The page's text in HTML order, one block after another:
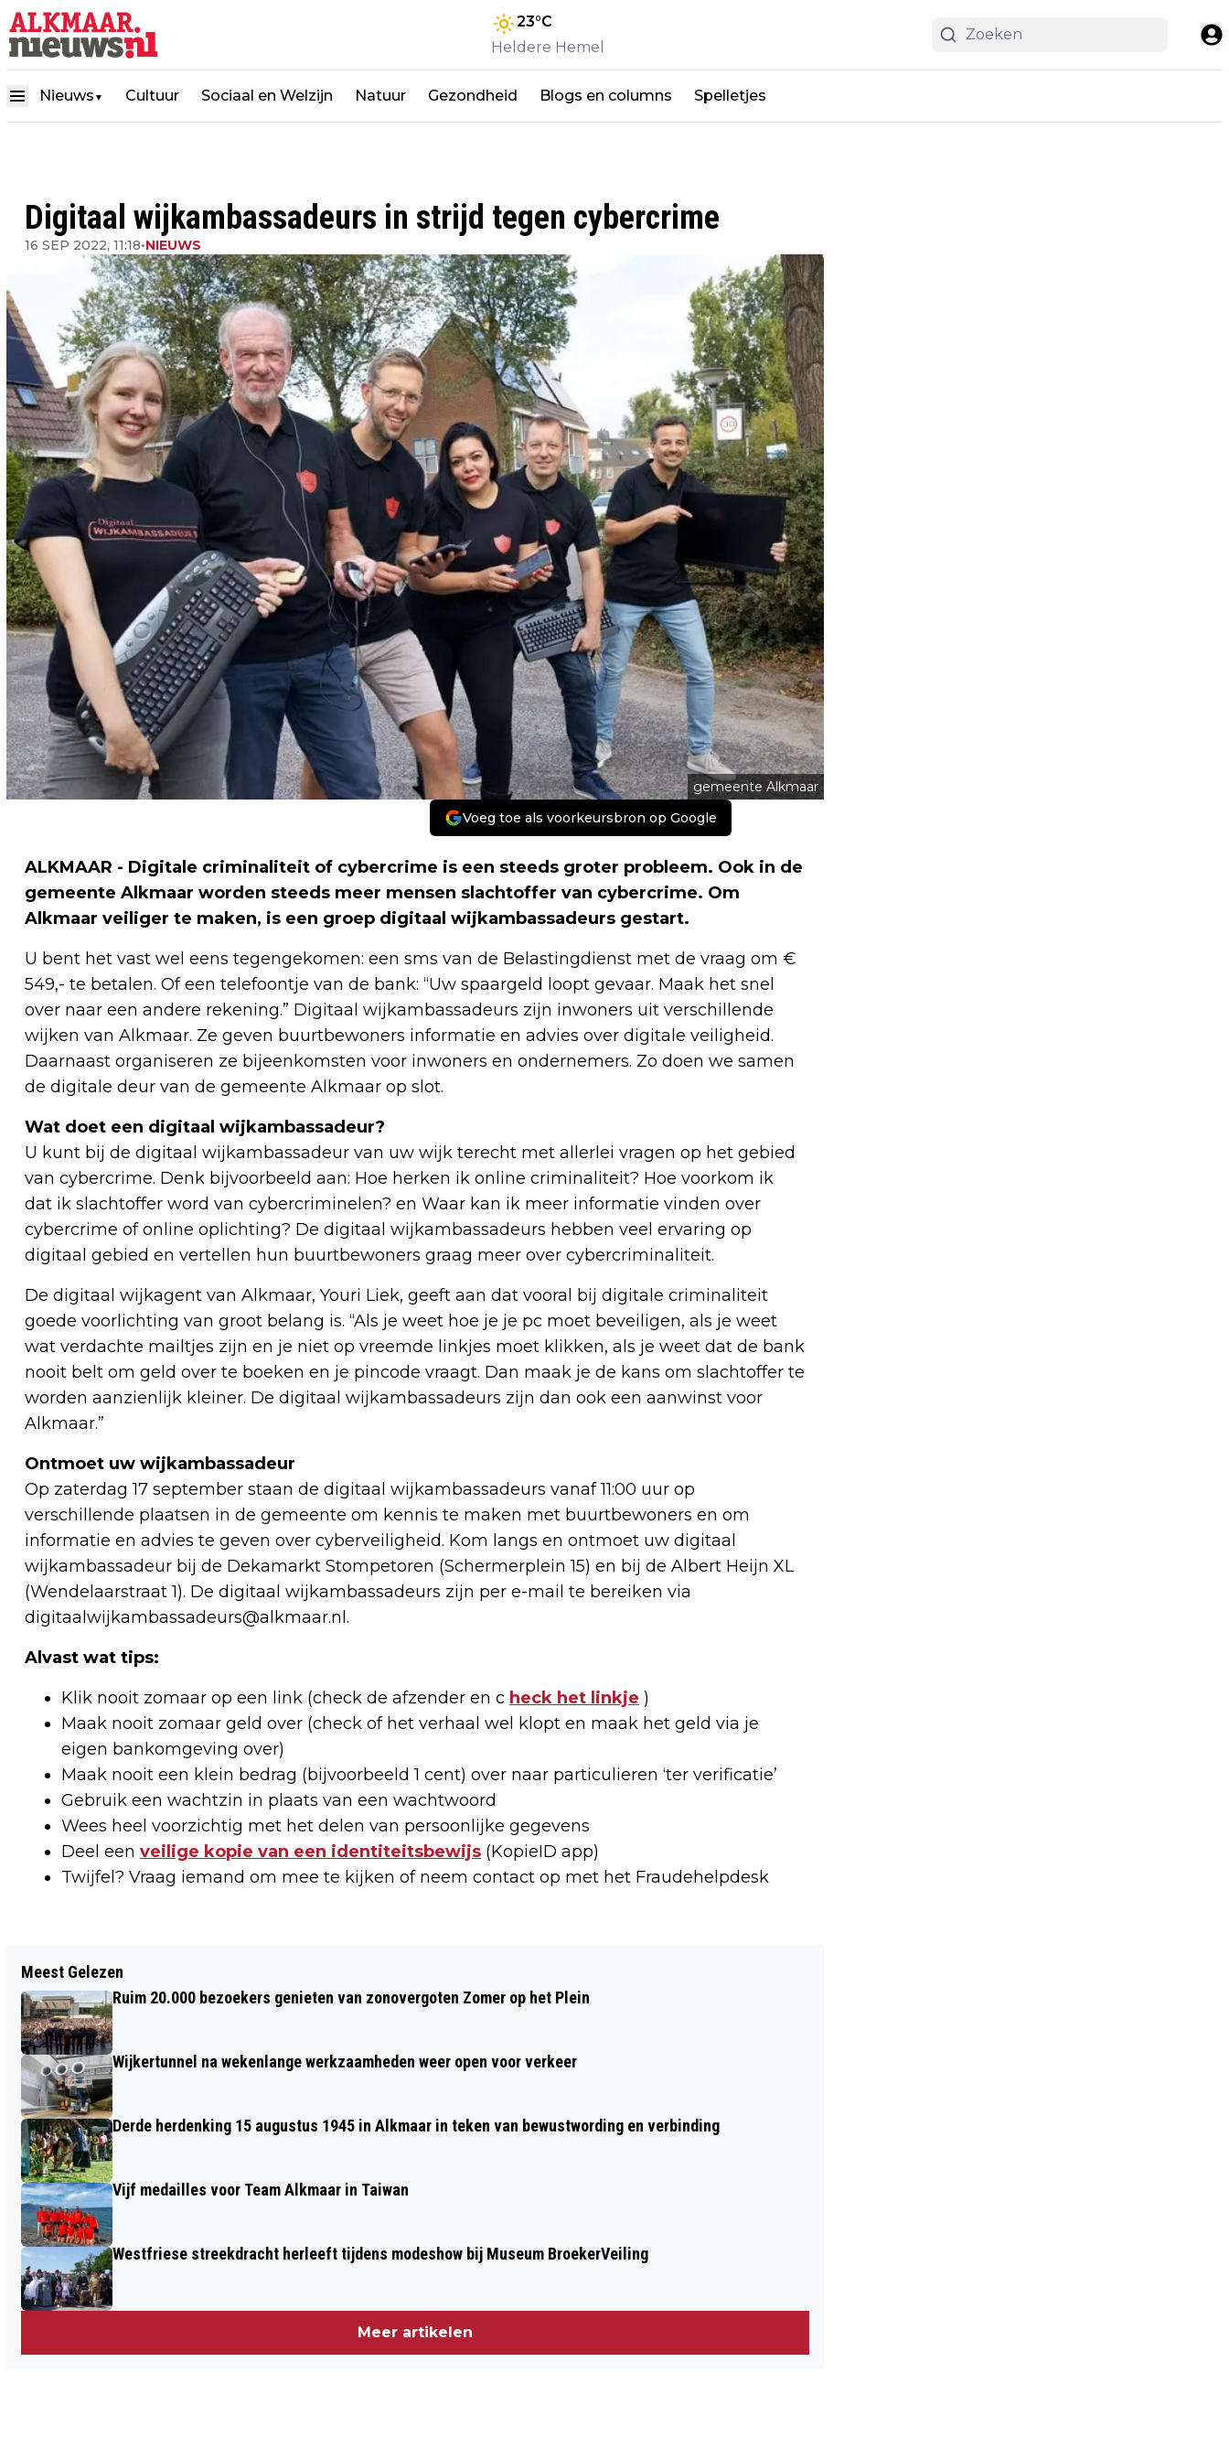
23°C
Heldere Hemel
Nieuws ▼ Cultuur Sociaal en Welzijn Natuur Gezondheid Blogs en columns Spelletjes
Digitaal wijkambassadeurs in strijd tegen cybercrime
16 SEP 2022, 11:18•NIEUWS
gemeente Alkmaar
Voeg toe als voorkeursbron op Google
ALKMAAR - Digitale criminaliteit of cybercrime is een steeds groter probleem. Ook in de
gemeente Alkmaar worden steeds meer mensen slachtoffer van cybercrime. Om
Alkmaar veiliger te maken, is een groep digitaal wijkambassadeurs gestart.
U bent het vast wel eens tegengekomen: een sms van de Belastingdienst met de vraag om €
549,- te betalen. Of een telefoontje van de bank: “Uw spaargeld loopt gevaar. Maak het snel
over naar een andere rekening.” Digitaal wijkambassadeurs zijn inwoners uit verschillende
wijken van Alkmaar. Ze geven buurtbewoners informatie en advies over digitale veiligheid.
Daarnaast organiseren ze bijeenkomsten voor inwoners en ondernemers. Zo doen we samen
de digitale deur van de gemeente Alkmaar op slot.
Wat doet een digitaal wijkambassadeur?
U kunt bij de digitaal wijkambassadeur van uw wijk terecht met allerlei vragen op het gebied
van cybercrime. Denk bijvoorbeeld aan: Hoe herken ik online criminaliteit? Hoe voorkom ik
dat ik slachtoffer word van cybercriminelen? en Waar kan ik meer informatie vinden over
cybercrime of online oplichting? De digitaal wijkambassadeurs hebben veel ervaring op
digitaal gebied en vertellen hun buurtbewoners graag meer over cybercriminaliteit.
De digitaal wijkagent van Alkmaar, Youri Liek, geeft aan dat vooral bij digitale criminaliteit
goede voorlichting van groot belang is. “Als je weet hoe je je pc moet beveiligen, als je weet
wat verdachte mailtjes zijn en je niet op vreemde linkjes moet klikken, als je weet dat de bank
nooit belt om geld over te boeken en je pincode vraagt. Dan maak je de kans om slachtoffer te
worden aanzienlijk kleiner. De digitaal wijkambassadeurs zijn dan ook een aanwinst voor
Alkmaar.”
Ontmoet uw wijkambassadeur
Op zaterdag 17 september staan de digitaal wijkambassadeurs vanaf 11:00 uur op
verschillende plaatsen in de gemeente om kennis te maken met buurtbewoners en om
informatie en advies te geven over cyberveiligheid. Kom langs en ontmoet uw digitaal
wijkambassadeur bij de Dekamarkt Stompetoren (Schermerplein 15) en bij de Albert Heijn XL
(Wendelaarstraat 1). De digitaal wijkambassadeurs zijn per e-mail te bereiken via
digitaalwijkambassadeurs@alkmaar.nl .
Alvast wat tips:
Klik nooit zomaar op een link (check de afzender en c heck het linkje )
Maak nooit zomaar geld over (check of het verhaal wel klopt en maak het geld via je
eigen bankomgeving over)
Maak nooit een klein bedrag (bijvoorbeeld 1 cent) over naar particulieren ‘ter verificatie’
Gebruik een wachtzin in plaats van een wachtwoord
Wees heel voorzichtig met het delen van persoonlijke gegevens
Deel een veilige kopie van een identiteitsbewijs (KopieID app)
Twijfel? Vraag iemand om mee te kijken of neem contact op met het Fraudehelpdesk
NIEUWE FIETSROUTEKAART REGIO
ALKMAAR: NAAR HET RIJK DER
DUIZEND EILANDEN EN GEMAAL 1879
DAM TOT DAMLOOP
Meest Gelezen
Ruim 20.000 bezoekers genieten van zonovergoten Zomer op het Plein
Wijkertunnel na wekenlange werkzaamheden weer open voor verkeer
Derde herdenking 15 augustus 1945 in Alkmaar in teken van bewustwording en verbinding
Vijf medailles voor Team Alkmaar in Taiwan
Westfriese streekdracht herleeft tijdens modeshow bij Museum BroekerVeiling
Meer artikelen